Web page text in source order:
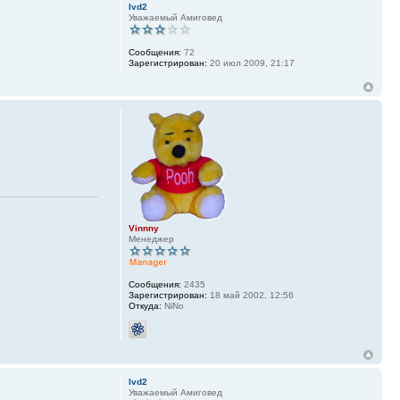
lvd2
Уважаемый Амиговед
Сообщения: 72
Зарегистрирован: 20 июл 2009, 21:17
Vinnny
Менеджер
Сообщения: 2435
Зарегистрирован: 18 май 2002, 12:56
Откуда: NiNo
lvd2
Уважаемый Амиговед